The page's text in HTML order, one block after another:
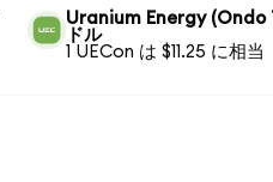
Uranium Energy (Ondo
ドル
1 UECon は $11.25 に相当